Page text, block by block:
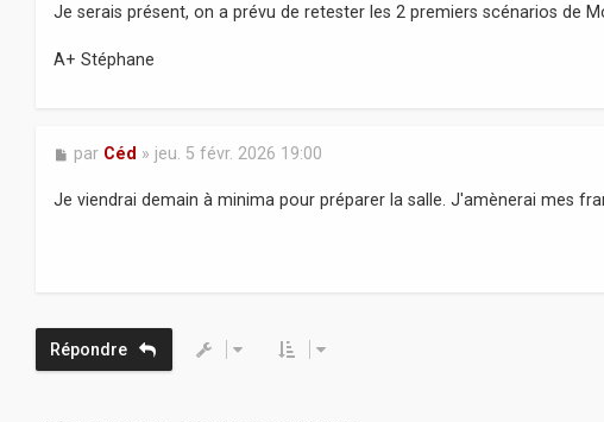
g
Je serais présent, on a prévu de retester les 2 premiers scénarios de
A+ Stéphane
M
s
s
par Céd » jeu. 5 févr. 2026 19:00
Je viendrai demain à minima pour préparer la salle. J'amènerai mes
Répondre